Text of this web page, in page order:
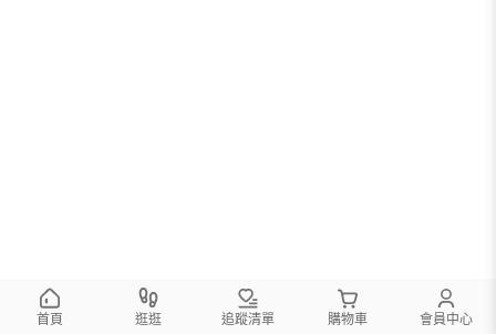
首頁 逛逛 追蹤清單 購物車 會員中心